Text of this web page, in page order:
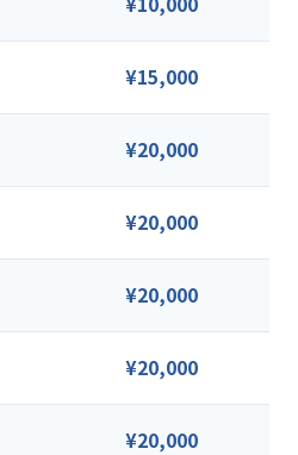
¥15,000
¥20,000
¥20,000
¥20,000
¥20,000
¥20,000